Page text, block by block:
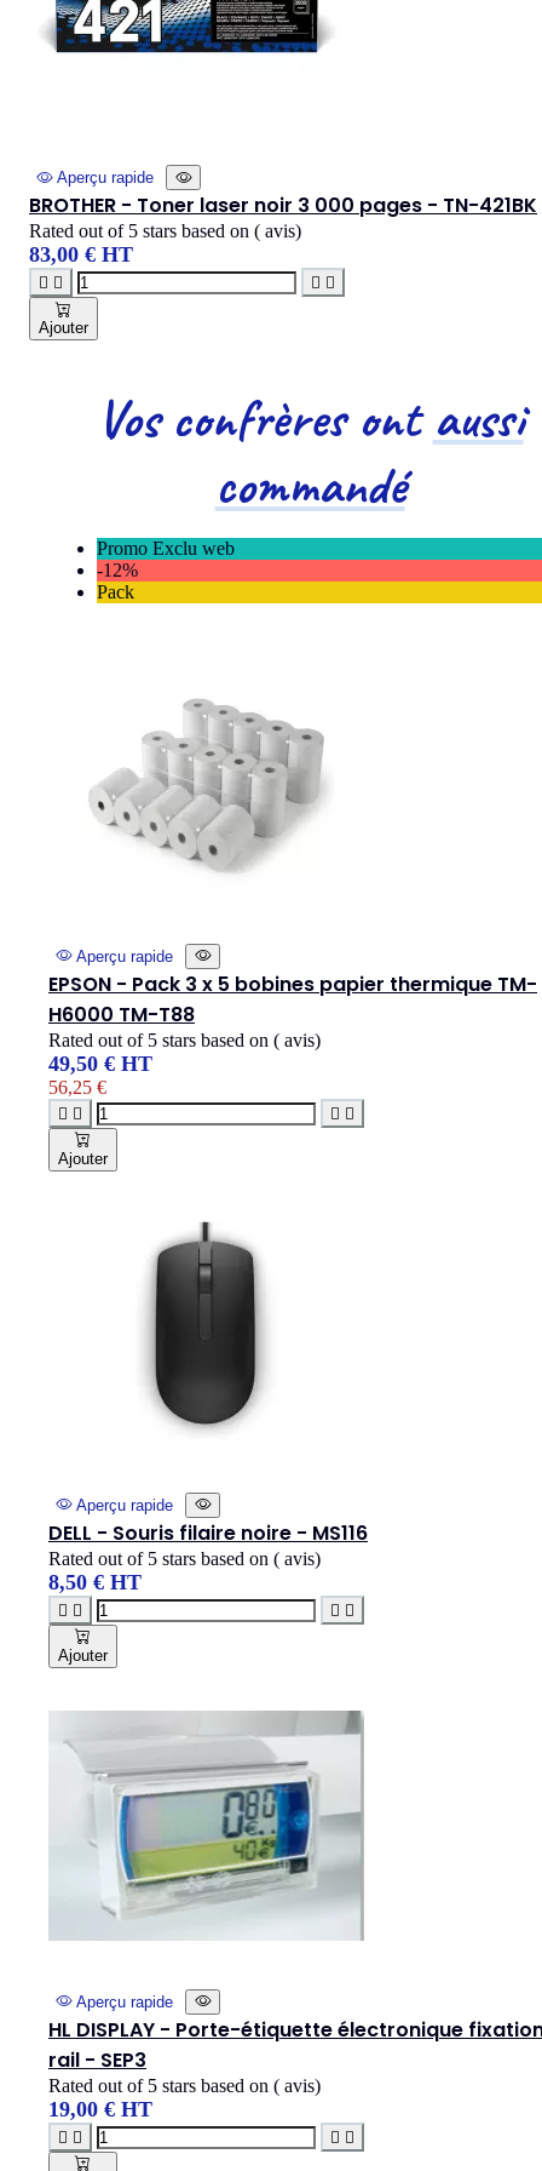
Aperçu rapide
BROTHER - Toner laser noir 3 000 pages - TN-421BK
Rated out of 5 stars based on ( avis)
83,00 € HT
   
Ajouter
Vos confrères ont aussi
commandé
Promo Exclu web
-12%
Pack
Aperçu rapide
EPSON - Pack 3 x 5 bobines papier thermique TM-
H6000 TM-T88
Rated out of 5 stars based on ( avis)
49,50 € HT
56,25 €
   
Ajouter
Aperçu rapide
DELL - Souris filaire noire - MS116
Rated out of 5 stars based on ( avis)
8,50 € HT
   
Ajouter
Aperçu rapide
HL DISPLAY - Porte-étiquette électronique
rail - SEP3
Rated out of 5 stars based on ( avis)
19,00 € HT
   